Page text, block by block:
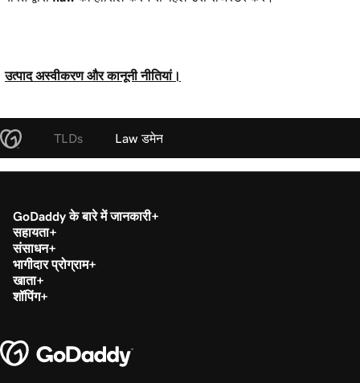
उत्पाद अस्वीकरण और कानूनी नीतियां।
TLDs Law डमेन
GoDaddy के बारे में जानकारी
सहायता
संसाधन
भागीदार प्रोग्राम
खाता
शॉपिंग